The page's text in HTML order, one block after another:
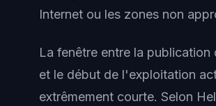
Internet ou les zones non
La fenêtre entre la publication
et le début de l'exploitation
extrêmement courte. Selon